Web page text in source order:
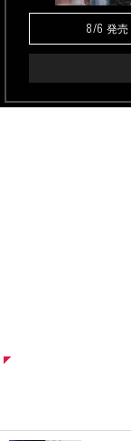
8/6 発売